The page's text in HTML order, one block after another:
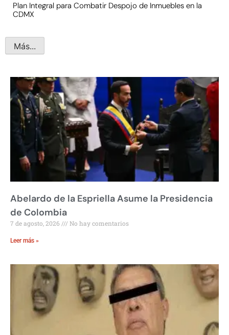
Plan Integral para Combatir Despojo de Inmuebles en la
CDMX
Más...
Abelardo de la Espriella Asume la Presidencia
de Colombia
7 de agosto, 2026 No hay comentarios
Leer más »